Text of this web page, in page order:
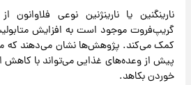
نارینگنین یا نارینژنین نوعی
گریپ‌فروت موجود است به افزایش
کمک می‌کند. پژوهش‌ها نشان می‌دهند که
پیش از وعده‌های غذایی می‌تواند با کاهش
خوردن بکاهد.